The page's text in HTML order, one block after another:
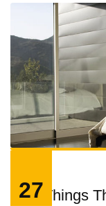
5 Things
27